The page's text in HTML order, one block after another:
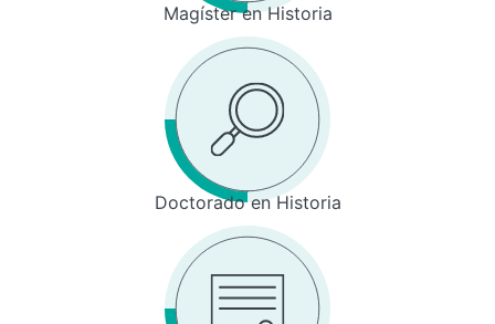
Magíster en Historia
Doctorado en Historia